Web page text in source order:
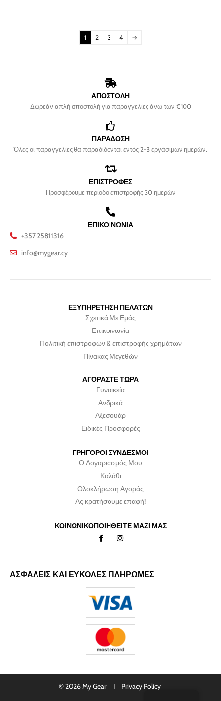
1 2 3 4 →
ΑΠΟΣΤΟΛΗ
Δωρεάν απλή αποστολή για παραγγελίες άνω των €100
ΠΑΡΑΔΟΣΗ
Όλες οι παραγγελίες θα παραδίδονται εντός 2-3 εργάσιμων ημερών.
ΕΠΙΣΤΡΟΦΕΣ
Προσφέρουμε περίοδο επιστροφής 30 ημερών
ΕΠΙΚΟΙΝΩΝΙΑ
+357 25811316
info@mygear.cy
ΕΞΥΠΗΡΕΤΗΣΗ ΠΕΛΑΤΩΝ
Σχετικά Με Εμάς
Επικοινωνία
Πολιτική επιστροφών & επιστροφής χρημάτων
Πίνακας Μεγεθών
ΑΓΟΡΑΣΤΕ ΤΩΡΑ
Γυναικεία
Ανδρικά
Αξεσουάρ
Ειδικές Προσφορές
ΓΡΗΓΟΡΟΙ ΣΥΝΔΕΣΜΟΙ
Ο Λογαριασμός Μου
Καλάθι
Ολοκλήρωση Αγοράς
Ας κρατήσουμε επαφή!
ΚΟΙΝΩΝΙΚΟΠΟΙΗΘΕΙΤΕ ΜΑΖΙ ΜΑΣ
ΑΣΦΑΛΕΙΣ ΚΑΙ ΕΥΚΟΛΕΣ ΠΛΗΡΩΜΕΣ
© 2026 My Gear I Privacy Policy